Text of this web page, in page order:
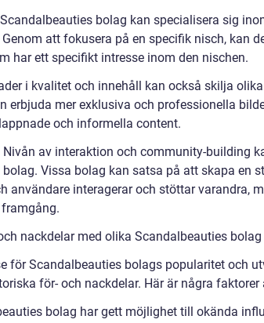
bolag kan specialisera sig
att fokusera på en specifik nisch, kan
har ett specifikt intresse inom den nischen.
i kvalitet och innehåll kan också skilja
erbjuda mer exklusiva och professionella
och informella content.
av interaktion och community-building
Vissa bolag kan satsa på att skapa en
användare interagerar och stöttar varandra,
nackdelar med olika Scandalbeauties bolag
för Scandalbeauties bolags popularitet och
för- och nackdelar. Här är några
bolag har gett möjlighet till okända